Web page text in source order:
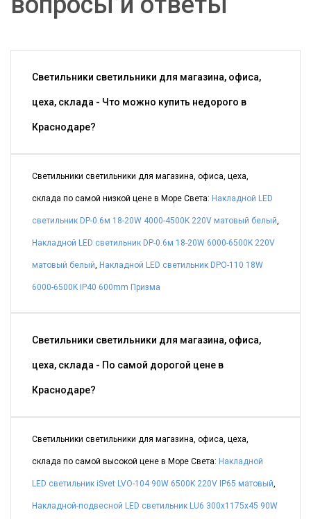
Светильники светильники для магазина, офиса,
цеха, склада - Что можно купить недорого в
Краснодаре?
Светильники светильники для магазина, офиса, цеха,
склада по самой низкой цене в Море Света: Накладной LED
светильник DP-0.6м 18-20W 4000-4500K 220V матовый белый,
Накладной LED светильник DP-0.6м 18-20W 6000-6500K 220V
матовый белый, Накладной LED светильник DPO-110 18W
6000-6500K IP40 600mm Призма
Светильники светильники для магазина, офиса,
цеха, склада - По самой дорогой цене в
Краснодаре?
Светильники светильники для магазина, офиса, цеха,
склада по самой высокой цене в Море Света: Накладной
LED светильник iSvet LVO-104 90W 6500K 220V IP65 матовый,
Накладной-подвесной LED светильник LU6 300х1175х45 90W